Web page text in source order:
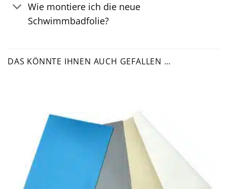
Wie montiere ich die neue
Schwimmbadfolie?
DAS KÖNNTE IHNEN AUCH GEFALLEN …